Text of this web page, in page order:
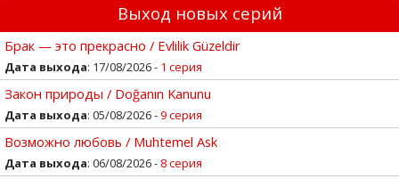
Выход новых серий
Брак — это прекрасно / Evlilik Güzeldir
Дата выхода: 17/08/2026 - 1 серия
Закон природы / Doğanın Kanunu
Дата выхода: 05/08/2026 -9 серия
Возможно любовь / Muhtemel Ask
Дата выхода: 06/08/2026 - 8 серия